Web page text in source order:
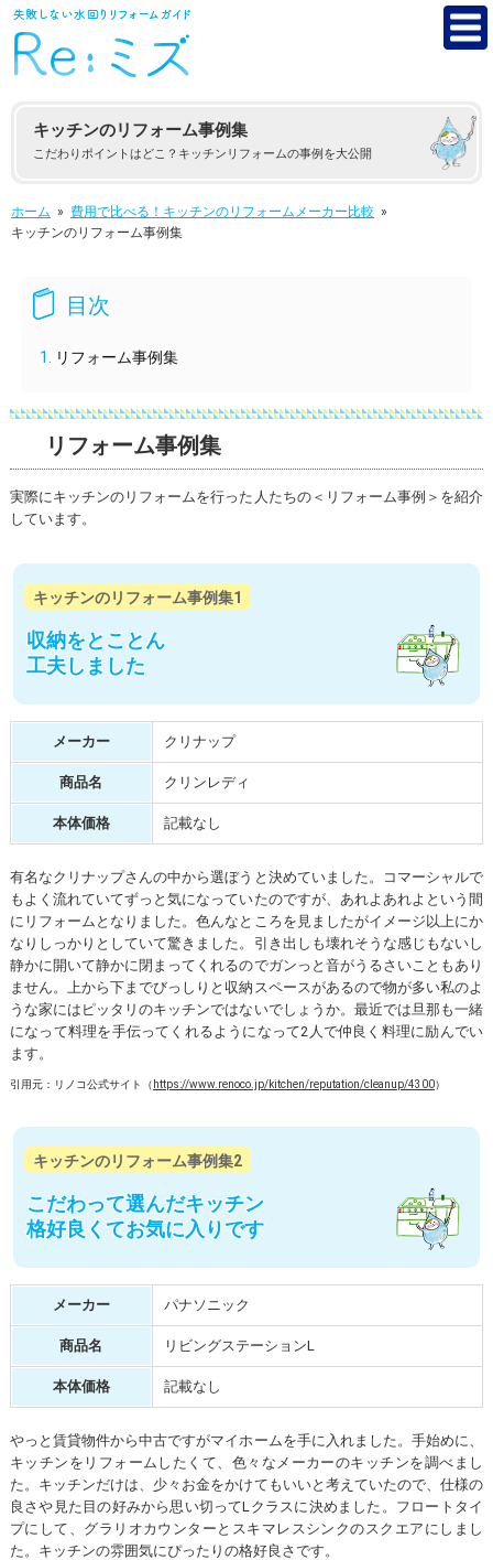
キッチンのリフォーム事例集
こだわりポイントはどこ？キッチンリフォームの事例を大公開
ホーム » 費用で比べる！キッチンのリフォームメーカー比較 »
キッチンのリフォーム事例集
リフォーム事例集
リフォーム事例集
実際にキッチンのリフォームを行った人たちの＜リフォーム事例＞を紹介
しています。
キッチンのリフォーム事例集1
収納をとことん
工夫しました
メーカー クリナップ
商品名 クリンレディ
本体価格 記載なし
有名なクリナップさんの中から選ぼうと決めていました。コマーシャルで
もよく流れていてずっと気になっていたのですが、あれよあれよという間
にリフォームとなりました。色んなところを見ましたがイメージ以上にか
なりしっかりとしていて驚きました。引き出しも壊れそうな感じもないし
静かに開いて静かに閉まってくれるのでガンっと音がうるさいこともあり
ません。上から下までびっしりと収納スペースがあるので物が多い私のよ
うな家にはピッタリのキッチンではないでしょうか。最近では旦那も一緒
になって料理を手伝ってくれるようになって2人で仲良く料理に励んでい
ます。
引用元：リノコ公式サイト（ https://www.renoco.jp/kitchen/reputation/cleanup/4300）
キッチンのリフォーム事例集2
こだわって選んだキッチン
格好良くてお気に入りです
メーカー パナソニック
商品名 リビングステーションL
本体価格 記載なし
やっと賃貸物件から中古ですがマイホームを手に入れました。手始めに、
キッチンをリフォームしたくて、色々なメーカーのキッチンを調べまし
た。キッチンだけは、少々お金をかけてもいいと考えていたので、仕様の
良さや見た目の好みから思い切ってLクラスに決めました。フロートタイ
プにして、グラリオカウンターとスキマレスシンクのスクエアにしまし
た。キッチンの雰囲気にぴったりの格好良さです。